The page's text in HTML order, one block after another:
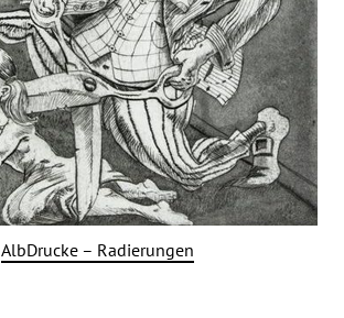
AlbDrucke – Radierungen